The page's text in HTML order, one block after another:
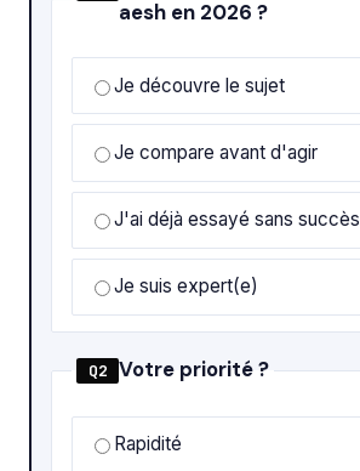
aesh en 2026 ?
Je découvre le sujet
Je compare avant d'agir
J'ai déjà essayé sans succès
Je suis expert(e)
Q2 Votre priorité ?
Rapidité